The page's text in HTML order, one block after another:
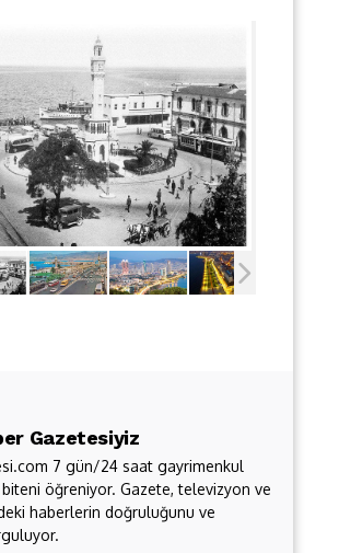
Gazetesiyiz
7 gün/24 saat gayrimenkul
öğreniyor. Gazete, televizyon ve
haberlerin doğruluğunu ve